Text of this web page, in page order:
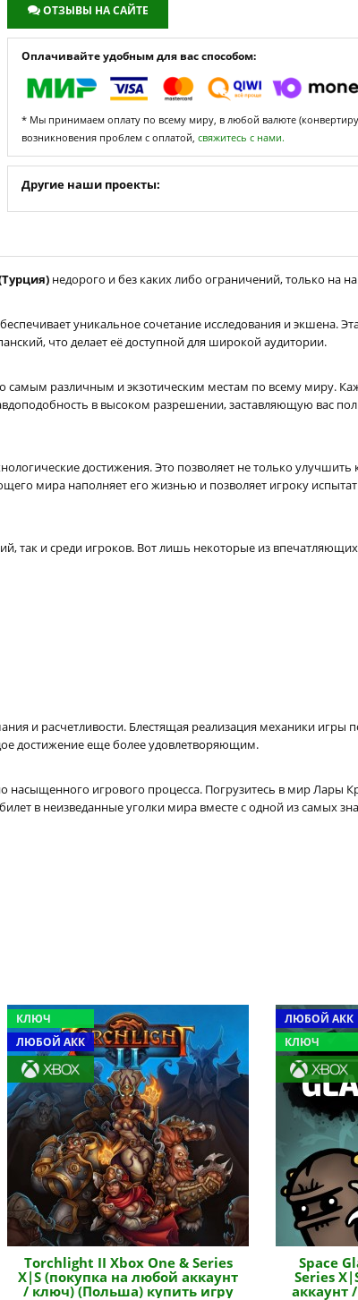
ОТЗЫВЫ НА САЙТЕ
Оплачивайте удобным для вас способом:
* Мы принимаем оплату по всему миру, в любой валюте
возникновения проблем с оплатой, свяжитесь с нами.
Другие наши проекты:
недорого и без каких либо ограничений, только на
уникальное сочетание исследования и экшена.
что делает её доступной для широкой аудитории.
различным и экзотическим местам по всему миру.
в высоком разрешении, заставляющую вас
достижения. Это позволяет не только улучшить
мира наполняет его жизнью и позволяет игроку
так и среди игроков. Вот лишь некоторые из
и расчетливости. Блестящая реализация механики игры
достижение еще более удовлетворяющим.
насыщенного игрового процесса. Погрузитесь в мир Лары
в неизведанные уголки мира вместе с одной из самых
КЛЮЧ
ЛЮБОЙ АКК
Torchlight II Xbox One & Series
X|S (покупка на любой аккаунт
/ ключ) (Польша) купить игру
ЛЮБОЙ АКК
КЛЮЧ
Space
Series
аккаунт